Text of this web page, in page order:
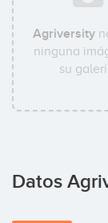
Agriversity
ninguna
su
Datos